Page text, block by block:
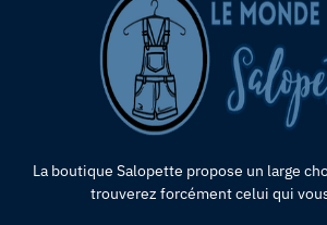
La boutique Salopette propose un large
trouverez forcément celui qui